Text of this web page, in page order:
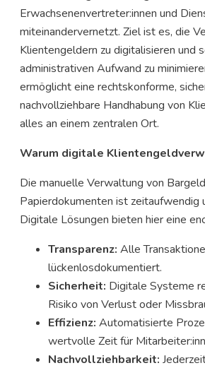
Erwachsenenvertreter:innen und
miteinandervernetzt. Ziel ist es, die
Klientengeldern zu digitalisieren und
administrativen Aufwand zu
ermöglicht eine rechtskonforme,
nachvollziehbare Handhabung von
alles an einem zentralen Ort.
Warum digitale
Die manuelle Verwaltung von
Papierdokumenten ist zeitaufwendig
Digitale Lösungen bieten hier eine
Transparenz: Alle
lückenlosdokumentiert.
Sicherheit: Digitale Systeme
Risiko von Verlust oder
Effizienz: Automatisierte
wertvolle Zeit für
Nachvollziehbarkeit: